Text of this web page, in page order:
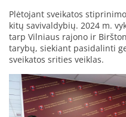
Plėtojant sveikatos
kitų savivaldybių. 2024 m.
tarp Vilniaus rajono ir
tarybų, siekiant pasidalinti
sveikatos srities veiklas.